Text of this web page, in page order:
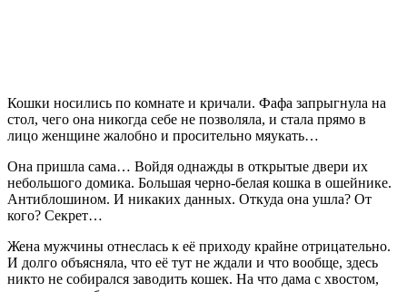
Кошки носились по комнате и кричали. Фафа запрыгнула на
стол, чего она никогда себе не позволяла, и стала прямо в
лицо женщине жалобно и просительно мяукать…
Она пришла сама… Войдя однажды в открытые двери их
небольшого домика. Большая черно-белая кошка в ошейнике.
Антиблошином. И никаких данных. Откуда она ушла? От
кого? Секрет…
Жена мужчины отнеслась к её приходу крайне отрицательно.
И долго объясняла, что её тут не ждали и что вообще, здесь
никто не собирался заводить кошек. На что дама с хвостом,